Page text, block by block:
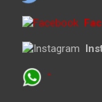
-